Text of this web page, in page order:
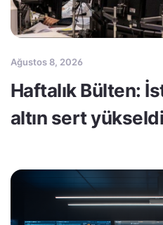
Ağustos 8, 2026
Haftalık Bülten:
altın sert yükseldi